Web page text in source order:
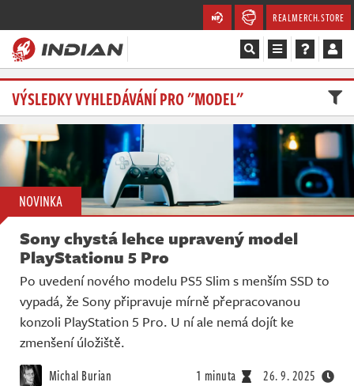
REALMERCH.STORE
Magazín
Recenze
Videa
Soutěže
Databáze
Komunita
Redakce
Živě
VÝSLEDKY VYHLEDÁVÁNÍ PRO "MODEL"
NOVINKA
Sony chystá lehce upravený model
PlayStationu 5 Pro
Po uvedení nového modelu PS5 Slim s menším SSD to
vypadá, že Sony připravuje mírně přepracovanou
konzoli PlayStation 5 Pro. U ní ale nemá dojít ke
zmenšení úložiště.
Michal Burian 1 minuta 26. 9. 2025